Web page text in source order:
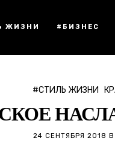
ЖИЗНИ #БИЗНЕС
#СТИЛЬ ЖИЗНИ
24 СЕНТЯБРЯ 2018 В